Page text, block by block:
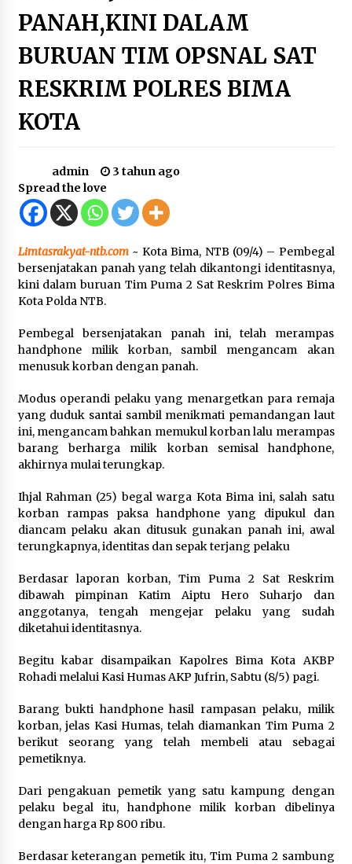
Anak”, Babinkamtibmas Desa Ta’a dan Babinsa
Desa Ta’a Gelar Patroli KambekeMalam
3 minggu ago
Pelarian terduga Otak Curanmor di Kecamatan
kempo, Berakhir di tangan Tim Opsnal Polsek
4 minggu ago
Terduga Curanmor yang sempat jadi DPO
selama Sepekan
4 minggu ago
Terduga Curanmor yang sempat jadi DPO
selama Sepekan
4 minggu ago
Sekjen GTKN Desak Revisi PermenPANRB
Nasib PPPK Paruh Waktu di Tengah
Keterbatasan Fiskal Daerah
4 minggu ago
Humanis, Dialog dengan PT SMS Hasilkan
Kesepakatan Awal Demi Menjaga Harkamtibmas
1 bulan ago
PANAH,KINI DALAM
BURUAN TIM OPSNAL SAT
RESKRIM POLRES BIMA
KOTA
admin
3 tahun ago
Spread the love
Limtasrakyat-ntb.com~ Kota Bima, NTB (09/4) – Pembegal
bersenjatakan panah yang telah dikantongi identitasnya,
kini dalam buruan Tim Puma 2 Sat Reskrim Polres Bima
Kota Polda NTB.
Pembegal bersenjatakan panah ini, telah merampas
handphone milik korban, sambil mengancam akan
menusuk korban dengan panah.
Modus operandi pelaku yang menargetkan para remaja
yang duduk santai sambil menikmati pemandangan laut
ini, mengancam bahkan memukul korban lalu merampas
barang berharga milik korban semisal handphone,
akhirnya mulai terungkap.
Ihjal Rahman (25) begal warga Kota Bima ini, salah satu
korban rampas paksa handphone yang dipukul dan
diancam pelaku akan ditusuk gunakan panah ini, awal
terungkapnya, identitas dan sepak terjang pelaku
Berdasar laporan korban, Tim Puma 2 Sat Reskrim
dibawah pimpinan Katim Aiptu Hero Suharjo dan
anggotanya, tengah mengejar pelaku yang sudah
diketahui identitasnya.
Begitu kabar disampaikan Kapolres Bima Kota AKBP
Rohadi melalui Kasi Humas AKP Jufrin, Sabtu (8/5) pagi.
Barang bukti handphone hasil rampasan pelaku, milik
korban, jelas Kasi Humas, telah diamankan Tim Puma 2
berikut seorang yang telah membeli atau sebagai
pemetiknya.
Dari pengakuan pemetik yang satu kampung dengan
pelaku begal itu, handphone milik korban dibelinya
dengan harga Rp 800 ribu.
Berdasar keterangan pemetik itu, Tim Puma 2 sambung